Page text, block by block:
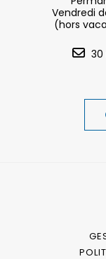
Vendredi
(hors
30